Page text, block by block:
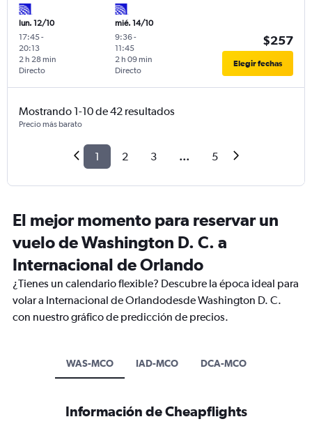
lun. 12/10
17:45-
20:13
Directo
2 h 28 min
mié. 14/10
9:36-
11:45
Directo
2 h 09 min
$257
Elegir fechas
Mostrando 1-10 de 42 resultados
Precio más barato
1 2 3 ... 5
El mejor momento para reservar un
vuelo de Washington D. C. a
Internacional de Orlando
¿Tienes un calendario flexible? Descubre la época ideal para
volar a Internacional de Orlandodesde Washington D. C.
con nuestro gráfico de predicción de precios.
WAS-MCO IAD-MCO DCA-MCO
Información de Cheapflights